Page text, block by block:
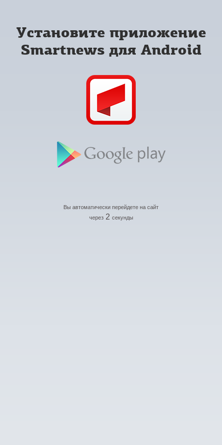
Установите приложение
Smartnews для Android
Вы автоматически перейдете на сайт
через 2 секунды